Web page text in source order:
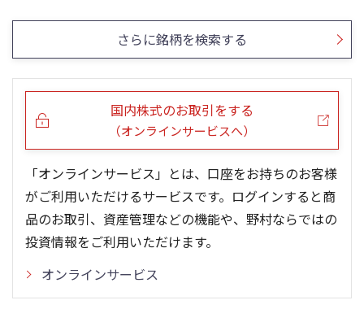
13週移動平均 26週移動平均 出来高(千)
0
5ヶ月移動平均 25ヶ月移動平均 出来高(千)
0
400
さらに銘柄を検索する
国内株式のお取引をする
（オンラインサービスへ）
「オンラインサービス」とは、口座をお持ちのお客様
がご利用いただけるサービスです。ログインすると商
品のお取引、資産管理などの機能や、野村ならではの
投資情報をご利用いただけます。
オンラインサービス